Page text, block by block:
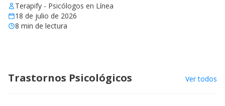
Terapify - Psicólogos en Línea
18 de julio de 2026
8 min de lectura
Trastornos Psicológicos Ver todos